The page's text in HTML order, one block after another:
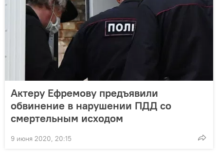
Актеру Ефремову предъявили
обвинение в нарушении ПДД со
смертельным исходом
9 июня 2020, 20:15